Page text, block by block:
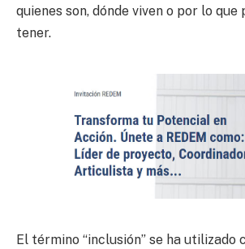
quienes son, dónde viven o por lo que
tener.
El término “inclusión” se ha utilizado